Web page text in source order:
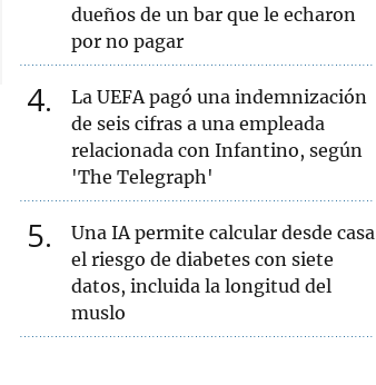
dueños de un bar que le echaron
por no pagar
4
La UEFA pagó una indemnización
de seis cifras a una empleada
relacionada con Infantino, según
'The Telegraph'
5
Una IA permite calcular desde casa
el riesgo de diabetes con siete
datos, incluida la longitud del
muslo